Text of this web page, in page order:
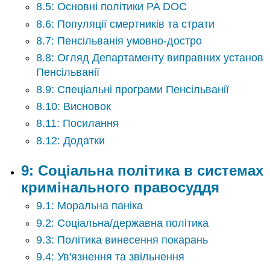
8.5: Основні політики PA DOC
8.6: Популяції смертників та страти
8.7: Пенсільванія умовно-достро
8.8: Огляд Департаменту виправних установ
Пенсільванії
8.9: Спеціальні програми Пенсільванії
8.10: Висновок
8.11: Посилання
8.12: Додатки
9: Соціальна політика в системах
кримінального правосуддя
9.1: Моральна паніка
9.2: Соціальна/державна політика
9.3: Політика винесення покарань
9.4: Ув'язнення та звільнення